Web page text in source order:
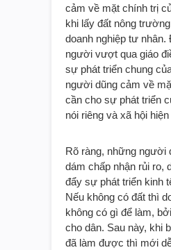
cảm về mặt chính trị
khi lấy đất nông
doanh nghiệp tư nhân.
người vượt qua giáo
sự phát triển chung
người dũng cảm về
cần cho sự phát triển
nói riêng và xã hội
Rõ ràng, những người
dám chấp nhận rủi ro,
đẩy sự phát triển kinh
Nếu không có đất thì
không có gì để làm,
cho dân. Sau này, khi
đã làm được thì mới